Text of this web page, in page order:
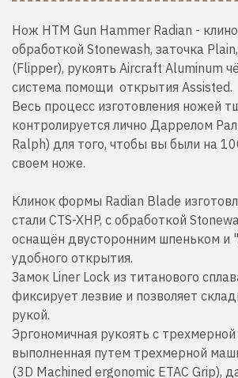
Нож HTM Gun Hammer Radian -
обработкой Stonewash, заточка
(Flipper), рукоять Aircraft Aluminum
система помощи открытия Assisted.
Весь процесс изготовления ножей
контролируется лично Даррелом
Ralph) для того, чтобы вы были на
своем ноже.
Клинок формы Radian Blade
стали CTS-XHP, с обработкой
оснащён двусторонним шпеньком и
удобного открытия.
Замок Liner Lock из титанового
фиксирует лезвие и позволяет
рукой.
Эргономичная рукоять с трехмерной
выполненная путем трехмерной
(3D Machined ergonomic ETAC Grip),